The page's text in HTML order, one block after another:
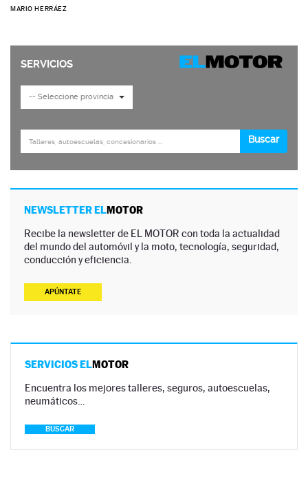
MARIO HERRÁEZ
NEWSLETTER ELMOTOR
Recibe la newsletter de EL MOTOR con toda la actualidad
del mundo del automóvil y la moto, tecnología, seguridad,
conducción y eficiencia.
APÚNTATE
SERVICIOS ELMOTOR
Encuentra los mejores talleres, seguros, autoescuelas,
neumáticos…
BUSCAR